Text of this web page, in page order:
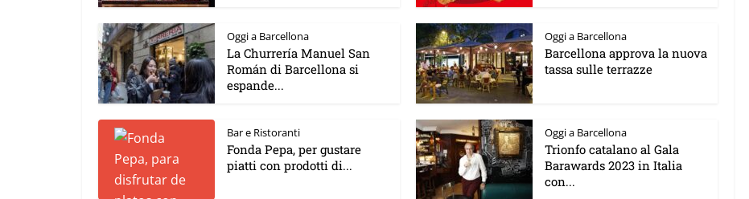
Oggi a Barcellona
La Churrería Manuel San
Román di Barcellona si
espande...
Oggi a Barcellona
Barcellona approva la nuova
tassa sulle terrazze
Bar e Ristoranti
Fonda Pepa, per gustare
piatti con prodotti di...
Oggi a Barcellona
Trionfo catalano al Gala
Barawards 2023 in Italia
con...